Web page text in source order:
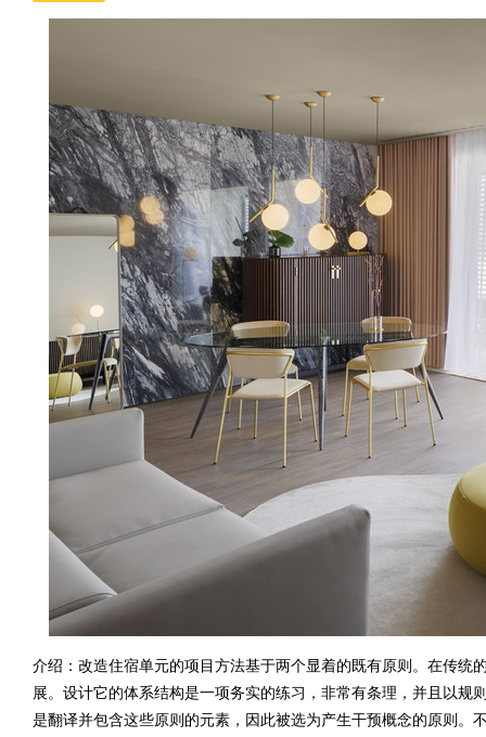
介绍：改造住宿单元的项目方法基于两个显着的既有原则。在传统
展。设计它的体系结构是一项务实的练习，非常有条理，并且以
是翻译并包含这些原则的元素，因此被选为产生干预概念的原则。